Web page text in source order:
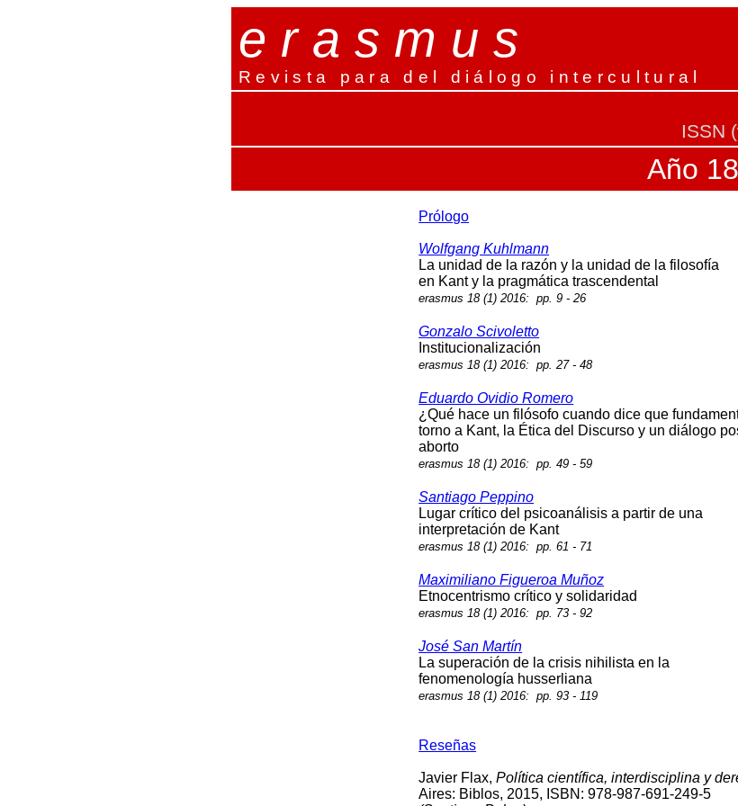
e r a s m u s
Revista para del diálogo intercultural
ISSN
Año
Prólogo
Wolfgang Kuhlmann
La unidad de la razón y la unidad de la filosofía
en Kant y la pragmática trascendental
erasmus 18 (1) 2016: pp. 9 - 26
Gonzalo Scivoletto
Institucionalización
erasmus 18 (1) 2016: pp. 27 - 48
Eduardo Ovidio Romero
¿Qué hace un filósofo cuando dice que
torno a Kant, la Ética del Discurso y un diálogo
aborto
erasmus 18 (1) 2016: pp. 49 - 59
Santiago Peppino
Lugar crítico del psicoanálisis a partir de una
interpretación de Kant
erasmus 18 (1) 2016: pp. 61 - 71
Maximiliano Figueroa Muñoz
Etnocentrismo crítico y solidaridad
erasmus 18 (1) 2016: pp. 73 - 92
José San Martín
La superación de la crisis nihilista en la
fenomenología husserliana
erasmus 18 (1) 2016: pp. 93 - 119
Reseñas
Javier Flax,Política científica, interdisciplina y
Aires: Biblos, 2015, ISBN: 978-987-691-249-5